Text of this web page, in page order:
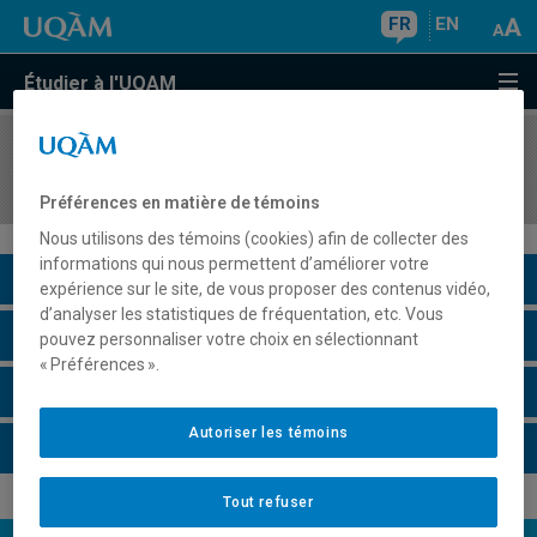
FR EN
Étudier à l'UQAM
COURS//
Description du cours
Horaire - Été 2026
Préférences en matière de témoins
Nous utilisons des témoins (cookies) afin de collecter des
informations qui nous permettent d’améliorer votre
expérience sur le site, de vous proposer des contenus vidéo,
d’analyser les statistiques de fréquentation, etc. Vous
pouvez personnaliser votre choix en sélectionnant
« Préférences ».
Tout refuser
Autoriser les témoins